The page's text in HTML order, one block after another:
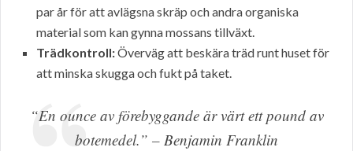
par år för att avlägsna skräp och andra organiska
material som kan gynna mossans tillväxt.
Trädkontroll:Överväg att beskära träd runt huset för
att minska skugga och fukt på taket.
“En ounce av förebyggande är värt ett pound av
botemedel.” – Benjamin Franklin